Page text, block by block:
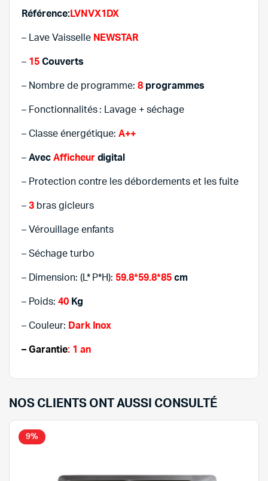
Référence:LVNVX1DX
– Lave Vaisselle NEWSTAR
– 15Couverts
– Nombre de programme:8 programmes
– Fonctionnalités : Lavage + séchage
– Classe énergétique:A++
– Avec Afficheurdigital
– Protection contre les débordements et les fuite
– 3bras gicleurs
– Vérouillage enfants
– Séchage turbo
– Dimension: (L* P*H): 59.8*59.8*85cm
– Poids: 40 Kg
– Couleur: Dark Inox
– Garantie: 1 an
NOS CLIENTS ONT AUSSI CONSULTÉ
9%